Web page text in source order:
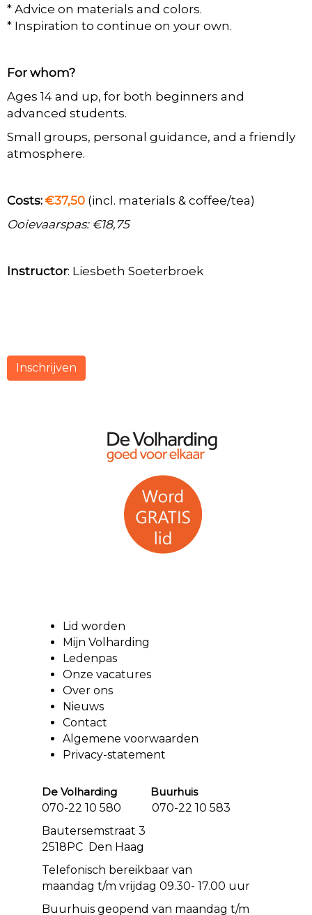
* Advice on materials and colors.
* Inspiration to continue on your own.
For whom?
Ages 14 and up, for both beginners and
advanced students.
Small groups, personal guidance, and a friendly
atmosphere.
Costs: €37,50 (incl. materials & coffee/tea)
Ooievaarspas: €18,75
Instructor: Liesbeth Soeterbroek
Inschrijven
Lid worden
Mijn Volharding
Ledenpas
Onze vacatures
Over ons
Nieuws
Contact
Algemene voorwaarden
Privacy-statement
De Volharding Buurhuis
070-22 10 580 070-22 10 583
Bautersemstraat 3
2518PC Den Haag
Telefonisch bereikbaar van
maandag t/m vrijdag 09.30- 17.00 uur
Buurhuis geopend van maandag t/m